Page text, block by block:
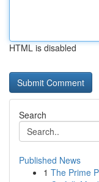
HTML is disabled
Search
Published News
1 The Prime